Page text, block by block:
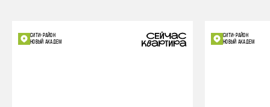
СИТИ-РАЙОН
НОВЫЙ АКАДЕМ
СИТИ-РАЙОН
НОВЫЙ АКАДЕМ